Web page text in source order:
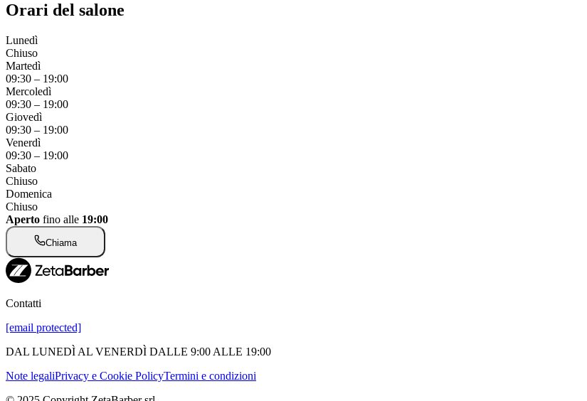
Orari del salone
Lunedì
Chiuso
Martedì
09:30 – 19:00
Mercoledì
09:30 – 19:00
Giovedì
09:30 – 19:00
Venerdì
09:30 – 19:00
Sabato
Chiuso
Domenica
Chiuso
Aperto fino alle 19:00
Chiama
Contatti
[email protected]
DAL LUNEDÌ AL VENERDÌ DALLE 9:00 ALLE 19:00
Note legaliPrivacy e Cookie PolicyTermini e condizioni